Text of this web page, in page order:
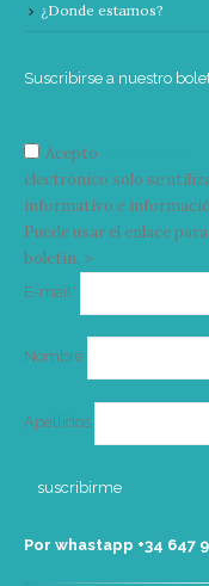
¿Donde estamos?
Suscribirse a nuestro
Acepto
electrónico solo se
informativo e
Puede usar el enlace
boletín. >
E-mail*
Nombre
Apellidos
Por whastapp +34 ‭647